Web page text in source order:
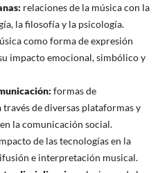
relaciones de la música con la
la filosofía y la psicología.
como forma de expresión
impacto emocional, simbólico y
formas de
de diversas plataformas y
la comunicación social.
de las tecnologías en la
e interpretación musical.